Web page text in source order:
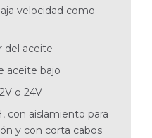
velocidad como
del aceite
aceite bajo
o 24V
con aislamiento para
y con corta cabos